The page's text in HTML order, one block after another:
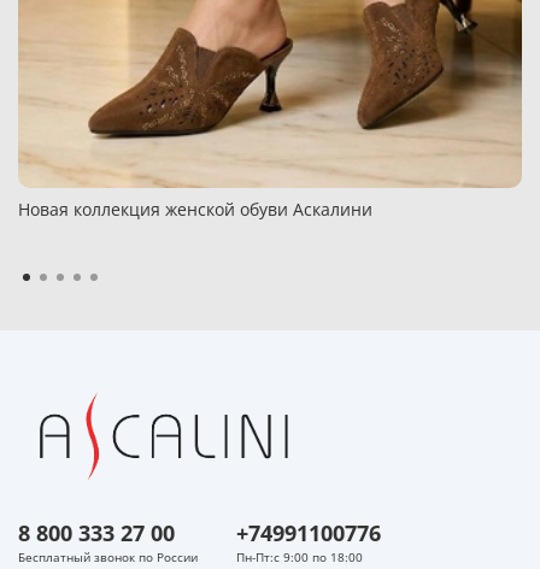
Новая коллекция женской обуви Аскалини
8 800 333 27 00
Бесплатный звонок по России
+74991100776
Пн-Пт:с 9:00 по 18:00